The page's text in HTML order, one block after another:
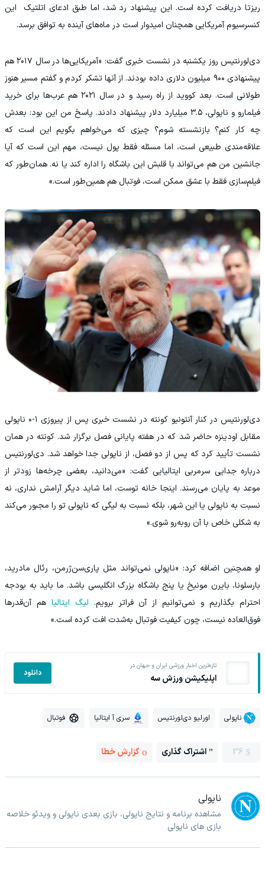
ریزتا دریافت کرده است. این پیشنهاد رد شد، اما طبق ادعای اتلتیک این
کنسرسیوم آمریکایی همچنان امیدوار است در ماه‌های آینده به توافق برسد.
دی‌لورنتیس روز یکشنبه در نشست خبری گفت: «آمریکایی‌ها در سال ۲۰۱۷ هم
پیشنهادی ۹۰۰ میلیون دلاری داده بودند. از آنها تشکر کردم و گفتم مسیر هنوز
طولانی است. بعد کووید از راه رسید و در سال ۲۰۲۱ هم عرب‌ها برای خرید
فیلمارو و ناپولی، ۳.۵ میلیارد دلار پیشنهاد دادند. پاسخ من این بود: بعدش
چه کار کنم؟ بازنشسته شوم؟ چیزی که می‌خواهم بگویم این است که
علاقه‌مندی طبیعی است، اما مسئله فقط پول نیست، مهم این است که آیا
جانشین من هم می‌تواند با قلبش این باشگاه را اداره کند یا نه. همان‌طور که
فیلم‌سازی فقط با عشق ممکن است، فوتبال هم همین‌طور است.»
دی‌لورنتیس در کنار آنتونیو کونته در نشست خبری پس از پیروزی ۱-۰ ناپولی
مقابل اودینزه حاضر شد که در هفته پایانی فصل برگزار شد. کونته در همان
نشست تأیید کرد که پس از دو فصل، از ناپولی جدا خواهد شد. دی‌لورنتیس
درباره جدایی سرمربی ایتالیایی گفت: «می‌دانید، بعضی چرخه‌ها زودتر از
موعد به پایان می‌رسند. اینجا خانه توست، اما شاید دیگر آرامش نداری، نه
نسبت به ناپولی یا این شهر، بلکه نسبت به لیگی که ناپولی تو را مجبور می‌کند
به شکلی خاص با آن روبه‌رو شوی.»
او همچنین اضافه کرد: «ناپولی نمی‌تواند مثل پاری‌سن‌ژرمن، رئال مادرید،
بارسلونا، بایرن مونیخ یا پنج باشگاه بزرگ انگلیسی باشد. ما باید به بودجه
احترام بگذاریم و نمی‌توانیم از آن فراتر برویم. لیگ ایتالیا هم آن‌قدرها
فوق‌العاده نیست، چون کیفیت فوتبال به‌شدت افت کرده است.»
تازه‌ترین اخبار ورزشی ایران و جهان در
اپلیکیشن ورزش سه دانلود
ناپولی اورلیو دی‌لورنتیس سری آ ایتالیا فوتبال
36 اشتراک گذاری گزارش خطا
ناپولی
مشاهده برنامه و نتایج ناپولی، بازی بعدی ناپولی و ویدئو خلاصه
بازی های ناپولی